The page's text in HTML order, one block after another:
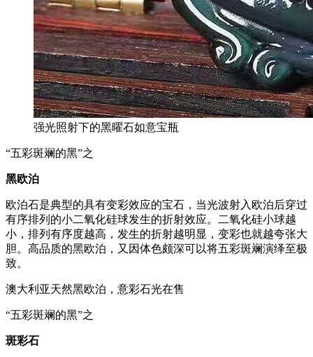
强光照射下的黑曜石如意宝瓶
“五彩斑斓的黑”之
黑欧泊
欧泊石是典型的具有变彩效应的宝石，当光波射入欧泊后穿过
有序排列的小二氧化硅球发生的折射效应。二氧化硅小球越
小，排列有序度越高，发生的折射越明显，变彩也就越夸张大
胆。高品质的黑欧泊，又因体色颇深可以将五彩斑斓演绎至极
致。
澳大利亚天然黑欧泊，意彩石光在售
“五彩斑斓的黑”之
斑彩石